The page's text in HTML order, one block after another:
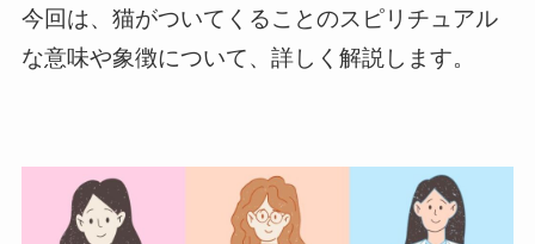
今回は、猫がついてくることのスピリチュアル
な意味や象徴について、詳しく解説します。